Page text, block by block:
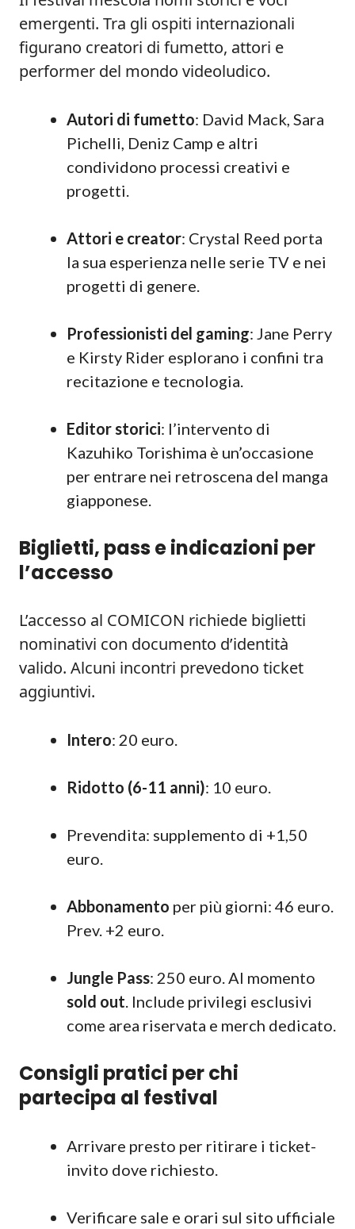
emergenti. Tra gli ospiti internazionali
figurano creatori di fumetto, attori e
performer del mondo videoludico.
Autori di fumetto: David Mack, Sara
Pichelli, Deniz Camp e altri
condividono processi creativi e
progetti.
Attori e creator: Crystal Reed porta
la sua esperienza nelle serie TV e nei
progetti di genere.
Professionisti del gaming: Jane Perry
e Kirsty Rider esplorano i confini tra
recitazione e tecnologia.
Editor storici: l’intervento di
Kazuhiko Torishima è un’occasione
per entrare nei retroscena del manga
giapponese.
Biglietti, pass e indicazioni per
l’accesso
L’accesso al COMICON richiede biglietti
nominativi con documento d’identità
valido. Alcuni incontri prevedono ticket
aggiuntivi.
Intero: 20 euro.
Ridotto (6-11 anni): 10 euro.
Prevendita: supplemento di +1,50
euro.
Abbonamento per più giorni: 46 euro.
Prev. +2 euro.
Jungle Pass: 250 euro. Al momento
sold out. Include privilegi esclusivi
come area riservata e merch dedicato.
Consigli pratici per chi
partecipa al festival
Arrivare presto per ritirare i ticket-
invito dove richiesto.
Verificare sale e orari sul sito ufficiale